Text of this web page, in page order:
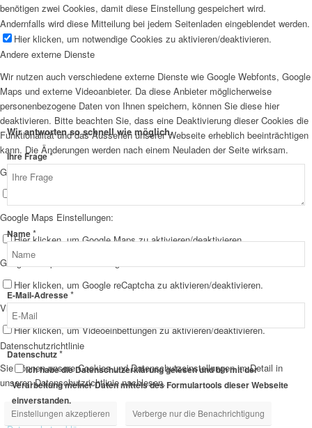
benötigen zwei Cookies, damit diese Einstellung gespeichert wird.
Andernfalls wird diese Mitteilung bei jedem Seitenladen eingeblendet werden.
Hier klicken, um notwendige Cookies zu aktivieren/deaktivieren.
Andere externe Dienste
Wir nutzen auch verschiedene externe Dienste wie Google Webfonts, Google
Maps und externe Videoanbieter. Da diese Anbieter möglicherweise
personenbezogene Daten von Ihnen speichern, können Sie diese hier
deaktivieren. Bitte beachten Sie, dass eine Deaktivierung dieser Cookies die
Funktionalität und das Aussehen unserer Webseite erheblich beeinträchtigen
kann. Die Änderungen werden nach einem Neuladen der Seite wirksam.
Google Webfont Einstellungen:
Google Maps Einstellungen:
Hier klicken, um Google Maps zu aktivieren/deaktivieren.
Google reCaptcha Einstellungen:
Hier klicken, um Google reCaptcha zu aktivieren/deaktivieren.
Vimeo und YouTube Einstellungen:
Hier klicken, um Videoeinbettungen zu aktivieren/deaktivieren.
Datenschutzrichtlinie
Sie können unsere Cookies und Datenschutzeinstellungen im Detail in
unseren Datenschutzrichtlinie nachlesen.
Einstellungen akzeptieren Verberge nur die Benachrichtigung
Wir antworten so schnell wie möglich.
Ihre Frage*
Name*
E-Mail-Adresse*
Frage
E-
Mail-
Adresse
Datenschutz
Datenschutz*
Ich habe die Datenschutzerklärung gelesen und bin mit der
Verarbeitung meiner Daten mittels des Formulartools dieser Webseite
einverstanden.